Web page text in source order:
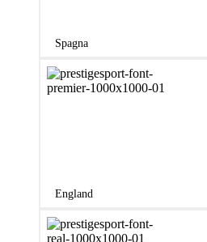
Spagna
England